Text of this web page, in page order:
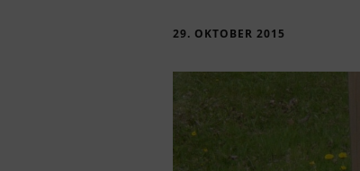
29. OKTOBER 2015